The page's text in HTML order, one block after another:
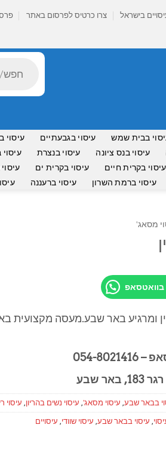
בישראל צרו כרטיס לפרסום באתר
בבית שמש עיסוי בגבעתיים עיסוי
עיסוי בנס ציונה עיסוי בנצרת
עיסוי בקרית חיים עיסוי בקרית ים
עיסוי ברמת השרון עיסוי ברעננה
מסאג'
בוואטסאפ
ומרגיע באר שבע.מעסה מקצועית
שבע
בבאר שבע, עיסוי מסאג', עיסוי נשים בהריון, עיסוי
, עיסוי בבאר שבע, עיסוי שוודי, עיסויים